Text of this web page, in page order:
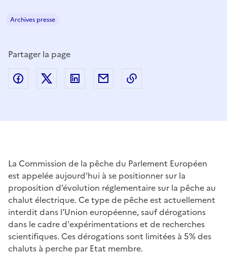
Archives presse
Partager la page
Partager sur Facebook
Partager sur Twitter
Partager sur LinkedIn
Partager par email
La Commission de la pêche du Parlement Européen
est appelée aujourd’hui à se positionner sur la
proposition d’évolution réglementaire sur la pêche au
chalut électrique. Ce type de pêche est actuellement
interdit dans l’Union européenne, sauf dérogations
dans le cadre d'expérimentations et de recherches
scientifiques. Ces dérogations sont limitées à 5% des
chaluts à perche par Etat membre.